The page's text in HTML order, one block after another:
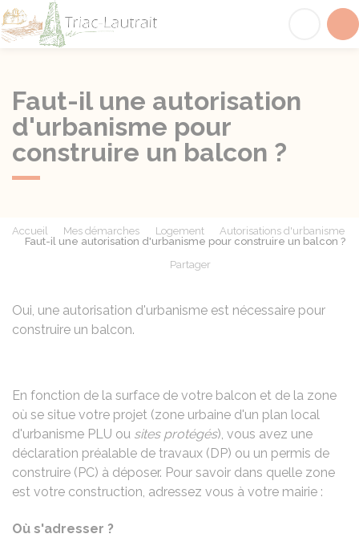
Faut-il une autorisation
d'urbanisme pour
construire un balcon ?
Accueil Mes démarches Logement
Autorisations d'urbanisme
Faut-il une autorisation d'urbanisme pour construire un balcon ?
Partager
Oui, une autorisation d'urbanisme est nécessaire pour
construire un balcon.
En fonction de la surface de votre balcon et de la zone
où se situe votre projet (zone urbaine d'un plan local
d'urbanisme PLU ou sites protégés), vous avez une
déclaration préalable de travaux (DP) ou un permis de
construire (PC) à déposer. Pour savoir dans quelle zone
est votre construction, adressez vous à votre mairie :
Où s'adresser ?